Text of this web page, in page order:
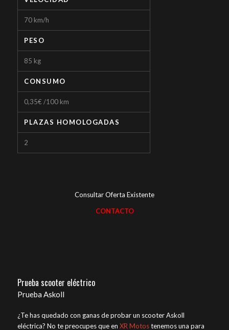
70 km/h
PESO
85 kg
CONSUMO
0,35€ /100 km
PLAZAS HOMOLOGADAS
2
Consultar Oferta Existente
CONTACTO
Prueba scooter eléctrico
Prueba Askoll
¿Te has quedado con ganas de probar un scooter Askoll
eléctrica? No te preocupes que en XR Motostenemos una para